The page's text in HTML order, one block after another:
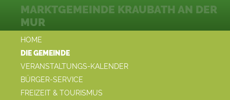
HOME
DIE GEMEINDE
VERANSTALTUNGS-KALENDER
BÜRGER-SERVICE
FREIZEIT & TOURISMUS
MARKTGEMEINDE KRAUBATH AN DER
MUR